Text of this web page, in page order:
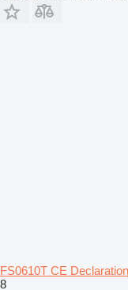
FS0610T CE
8